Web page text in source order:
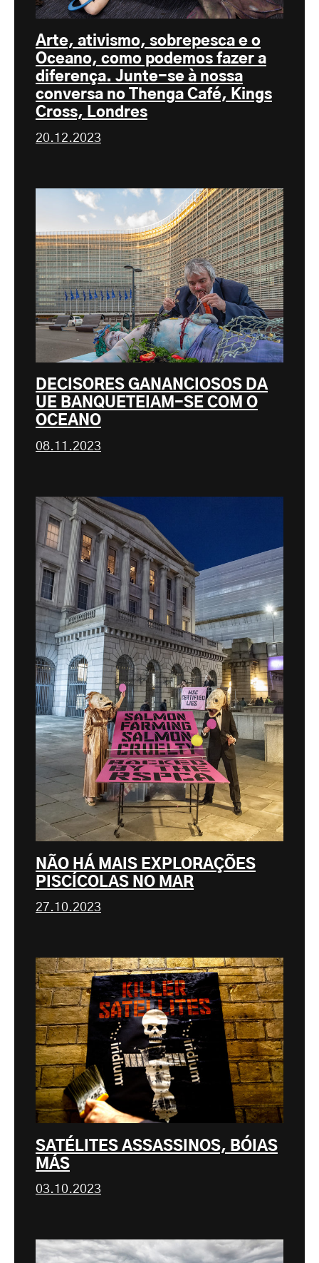
Arte, ativismo, sobrepesca e o
Oceano, como podemos fazer a
diferença. Junte-se à nossa
conversa no Thenga Café, Kings
Cross, Londres
20.12.2023
DECISORES GANANCIOSOS DA
UE BANQUETEIAM-SE COM O
OCEANO
08.11.2023
NÃO HÁ MAIS EXPLORAÇÕES
PISCÍCOLAS NO MAR
27.10.2023
SATÉLITES ASSASSINOS, BÓIAS
MÁS
03.10.2023